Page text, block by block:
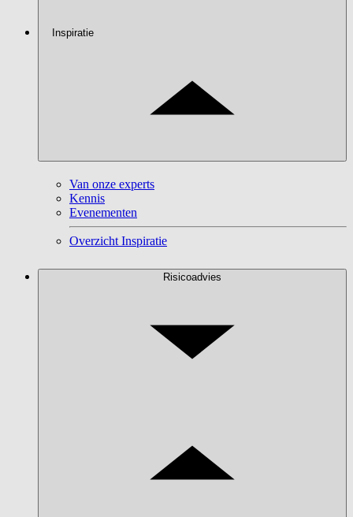
Inspiratie
Van onze experts
Kennis
Evenementen
Overzicht Inspiratie
Risicoadvies